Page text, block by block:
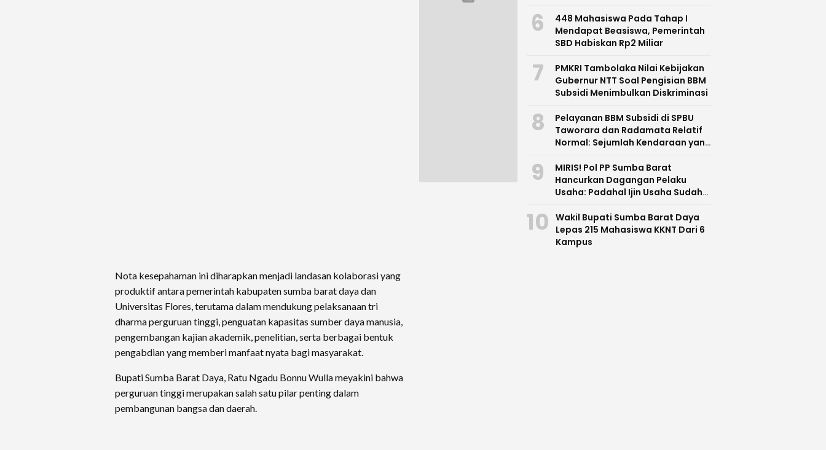
Nota kesepahaman ini diharapkan menjadi landasan kolaborasi yang
produktif antara pemerintah kabupaten sumba barat daya dan
Universitas Flores, terutama dalam mendukung pelaksanaan tri
dharma perguruan tinggi, penguatan kapasitas sumber daya manusia,
pengembangan kajian akademik, penelitian, serta berbagai bentuk
pengabdian yang memberi manfaat nyata bagi masyarakat.
Bupati Sumba Barat Daya, Ratu Ngadu Bonnu Wulla meyakini bahwa
perguruan tinggi merupakan salah satu pilar penting dalam
pembangunan bangsa dan daerah.
6
448 Mahasiswa Pada Tahap I
Mendapat Beasiswa, Pemerintah
SBD Habiskan Rp2 Miliar
7
PMKRI Tambolaka Nilai Kebijakan
Gubernur NTT Soal Pengisian BBM
Subsidi Menimbulkan Diskriminasi
8
Pelayanan BBM Subsidi di SPBU
Taworara dan Radamata Relatif
Normal: Sejumlah Kendaraan yang
9
MIRIS! Pol PP Sumba Barat
Hancurkan Dagangan Pelaku
Usaha: Padahal Ijin Usaha Sudah
10 Wakil Bupati Sumba Barat Daya
Lepas 215 Mahasiswa KKNT Dari 6
Kampus